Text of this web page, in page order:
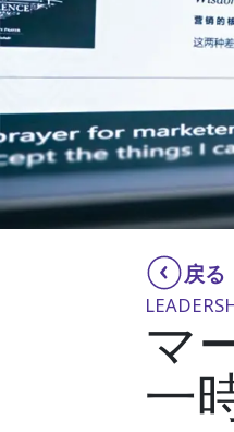
戻る
マ
一